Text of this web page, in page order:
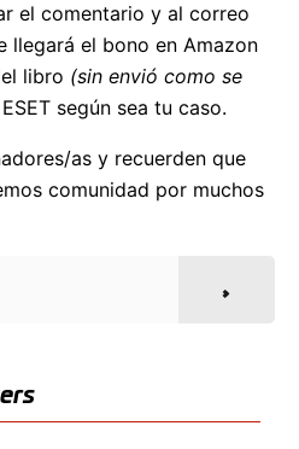
el comentario y al correo
llegará el bono en Amazon
libro (sin envió como se
según sea tu caso.
as y recuerden que
comunidad por muchos